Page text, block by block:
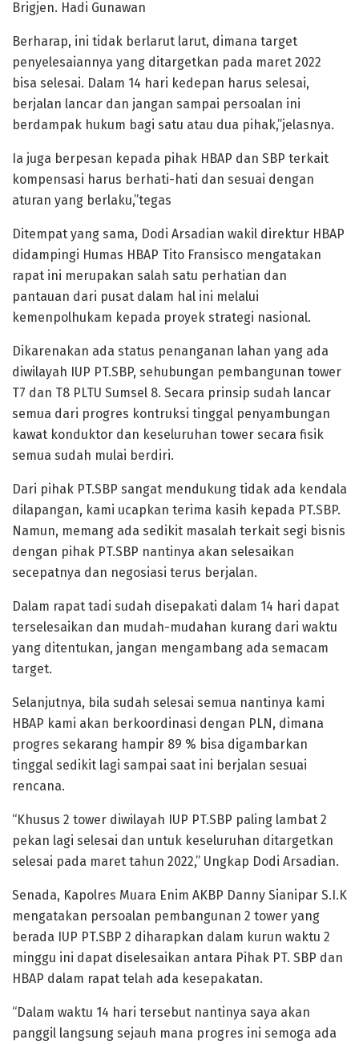
Brigjen. Hadi Gunawan
Berharap, ini tidak berlarut larut, dimana target
penyelesaiannya yang ditargetkan pada maret 2022
bisa selesai. Dalam 14 hari kedepan harus selesai,
berjalan lancar dan jangan sampai persoalan ini
berdampak hukum bagi satu atau dua pihak,”jelasnya.
Ia juga berpesan kepada pihak HBAP dan SBP terkait
kompensasi harus berhati-hati dan sesuai dengan
aturan yang berlaku,”tegas
Ditempat yang sama, Dodi Arsadian wakil direktur HBAP
didampingi Humas HBAP Tito Fransisco mengatakan
rapat ini merupakan salah satu perhatian dan
pantauan dari pusat dalam hal ini melalui
kemenpolhukam kepada proyek strategi nasional.
Dikarenakan ada status penanganan lahan yang ada
diwilayah IUP PT.SBP, sehubungan pembangunan tower
T7 dan T8 PLTU Sumsel 8. Secara prinsip sudah lancar
semua dari progres kontruksi tinggal penyambungan
kawat konduktor dan keseluruhan tower secara fisik
semua sudah mulai berdiri.
Dari pihak PT.SBP sangat mendukung tidak ada kendala
dilapangan, kami ucapkan terima kasih kepada PT.SBP.
Namun, memang ada sedikit masalah terkait segi bisnis
dengan pihak PT.SBP nantinya akan selesaikan
secepatnya dan negosiasi terus berjalan.
Dalam rapat tadi sudah disepakati dalam 14 hari dapat
terselesaikan dan mudah-mudahan kurang dari waktu
yang ditentukan, jangan mengambang ada semacam
target.
Selanjutnya, bila sudah selesai semua nantinya kami
HBAP kami akan berkoordinasi dengan PLN, dimana
progres sekarang hampir 89 % bisa digambarkan
tinggal sedikit lagi sampai saat ini berjalan sesuai
rencana.
“Khusus 2 tower diwilayah IUP PT.SBP paling lambat 2
pekan lagi selesai dan untuk keseluruhan ditargetkan
selesai pada maret tahun 2022,” Ungkap Dodi Arsadian.
Senada, Kapolres Muara Enim AKBP Danny Sianipar S.I.K
mengatakan persoalan pembangunan 2 tower yang
berada IUP PT.SBP 2 diharapkan dalam kurun waktu 2
minggu ini dapat diselesaikan antara Pihak PT. SBP dan
HBAP dalam rapat telah ada kesepakatan.
“Dalam waktu 14 hari tersebut nantinya saya akan
panggil langsung sejauh mana progres ini semoga ada